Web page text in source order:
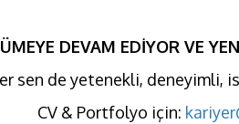
DEVAM EDİYOR VE
sen de yetenekli, deneyimli,
CV & Portfolyo için: